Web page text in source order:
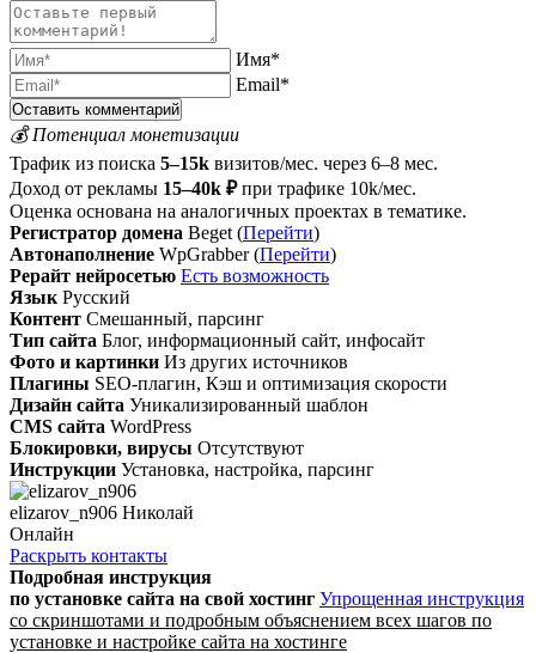
Имя*
Email*
💰 Потенциал монетизации
Трафик из поиска 5–15k визитов/мес. через 6–8 мес.
Доход от рекламы 15–40k ₽ при трафике 10k/мес.
Оценка основана на аналогичных проектах в тематике.
Регистратор домена Beget (Перейти)
Автонаполнение WpGrabber (Перейти)
Рерайт нейросетью Есть возможность
Язык Русский
Контент Смешанный, парсинг
Тип сайта Блог, информационный сайт, инфосайт
Фото и картинки Из других источников
Плагины SEO-плагин, Кэш и оптимизация скорости
Дизайн сайта Уникализированный шаблон
CMS сайта WordPress
Блокировки, вирусы Отсутствуют
Инструкции Установка, настройка, парсинг
elizarov_n906 Николай
Онлайн
Раскрыть контакты
Подробная инструкция
по установке сайта на свой хостинг Упрощенная инструкция
со скриншотами и подробным объяснением всех шагов по
установке и настройке сайта на хостинге